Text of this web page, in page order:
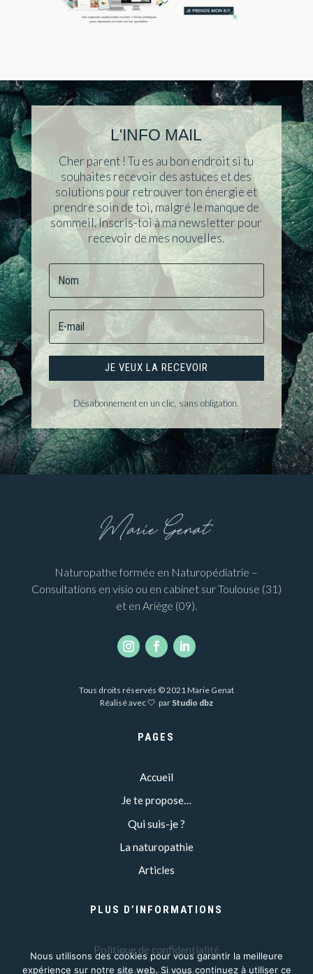
L'INFO MAIL
Cher parent ! Tu es au bon endroit si tu
souhaites recevoir des astuces et des
solutions pour retrouver ton énergie et
prendre soin de toi, malgré le manque de
sommeil. Inscris-toi à ma newsletter pour
recevoir de mes nouvelles.
JE VEUX LA RECEVOIR
Désabonnement en un clic, sans obligation.
Naturopathe formée en Naturopédiatrie –
Consultations en visio ou en cabinet sur Toulouse (31)
et en Ariège (09).
Tous droits réservés © 2021 Marie Genat
Réalisé avec 🤍 par Studio dbz
PAGES
Accueil
Je te propose…
Qui suis-je ?
La naturopathie
Articles
PLUS D’INFORMATIONS
Politique de confidentialité
Nous utilisons des cookies pour vous garantir la meilleure
expérience sur notre site web. Si vous continuez à utiliser ce